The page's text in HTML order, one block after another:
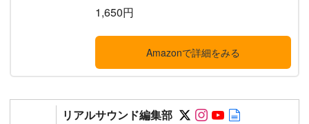
1,650円
Amazonで詳細をみる
リアルサウンド編集部 Follow on SNS
Follow on SNS
Follow on